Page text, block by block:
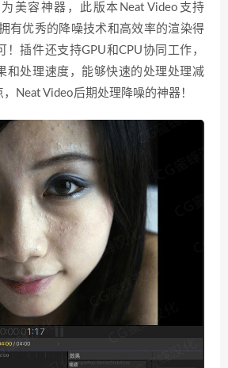
美容神器，此版本Neat Video支持
有优秀的降噪技术和高效率的渲染得
！插件还支持GPU和CPU协同工作，
和处理速度，能够快速的处理处理减
Neat Video后期处理降噪的神器！